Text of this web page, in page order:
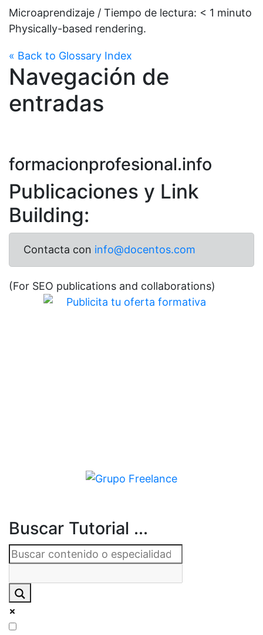
Microaprendizaje / Tiempo de lectura: < 1 minuto
Physically-based rendering.
« Back to Glossary Index
Navegación de
entradas
formacionprofesional.info
Publicaciones y Link
Building:
Contacta con info@docentos.com
(For SEO publications and collaborations)
Buscar Tutorial ...